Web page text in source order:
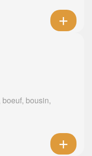
bousin,